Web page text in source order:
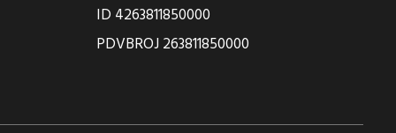
ID 4263811850000
PDVBROJ 263811850000